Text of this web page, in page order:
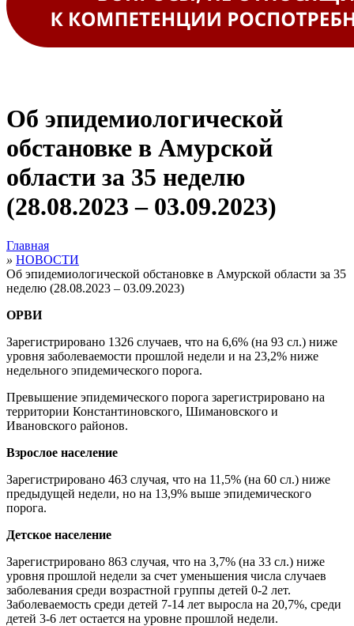
Об эпидемиологической
обстановке в Амурской
области за 35 неделю
(28.08.2023 – 03.09.2023)
Главная
» НОВОСТИ
Об эпидемиологической обстановке в Амурской области за 35
неделю (28.08.2023 – 03.09.2023)
ОРВИ
Зарегистрировано 1326 случаев, что на 6,6% (на 93 сл.) ниже
уровня заболеваемости прошлой недели и на 23,2% ниже
недельного эпидемического порога.
Превышение эпидемического порога зарегистрировано на
территории Константиновского, Шимановского и
Ивановского районов.
Взрослое население
Зарегистрировано 463 случая, что на 11,5% (на 60 сл.) ниже
предыдущей недели, но на 13,9% выше эпидемического
порога.
Детское население
Зарегистрировано 863 случая, что на 3,7% (на 33 сл.) ниже
уровня прошлой недели за счет уменьшения числа случаев
заболевания среди возрастной группы детей 0-2 лет.
Заболеваемость среди детей 7-14 лет выросла на 20,7%, среди
детей 3-6 лет остается на уровне прошлой недели.